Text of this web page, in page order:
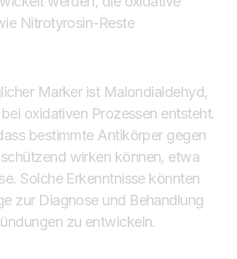
Nitrotyrosin-Reste
Marker ist Malondialdehyd,
oxidativen Prozessen entsteht.
bestimmte Antikörper gegen
wirken können, etwa
Solche Erkenntnisse könnten
zur Diagnose und Behandlung
zu entwickeln.